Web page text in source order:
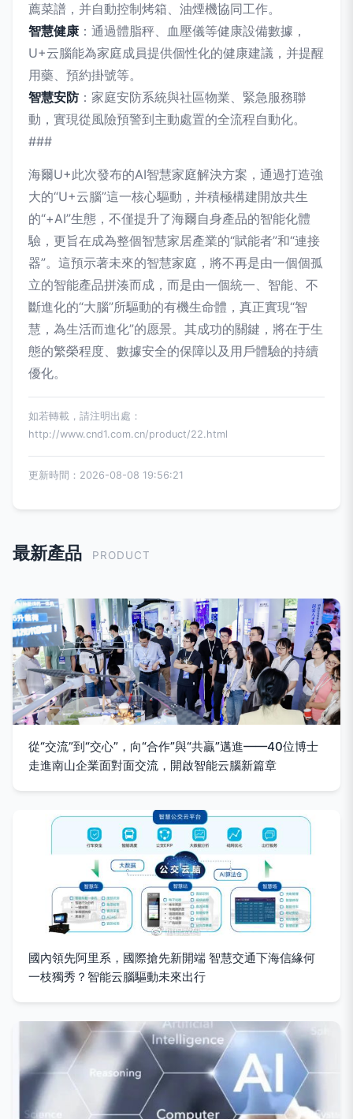
薦菜譜，并自動控制烤箱、油煙機協同工作。
智慧健康 ：通過體脂秤、血壓儀等健康設備數據，
U+云腦能為家庭成員提供個性化的健康建議，并提醒
用藥、預約掛號等。
智慧安防：家庭安防系統與社區物業、緊急服務聯
動，實現從風險預警到主動處置的全流程自動化。
###
海爾U+此次發布的AI智慧家庭解決方案，通過打造強
大的“U+云腦”這一核心驅動，并積極構建開放共生
的“+AI”生態，不僅提升了海爾自身產品的智能化體
驗，更旨在成為整個智慧家居產業的“賦能者”和“連接
器”。這預示著未來的智慧家庭，將不再是由一個個孤
立的智能產品拼湊而成，而是由一個統一、智能、不
斷進化的“大腦”所驅動的有機生命體，真正實現“智
慧，為生活而進化”的愿景。其成功的關鍵，將在于生
態的繁榮程度、數據安全的保障以及用戶體驗的持續
優化。
如若轉載，請注明出處：
http://www.cnd1.com.cn/product/22.html
更新時間：2026-08-08 19:56:21
最新產品 PRODUCT
從“交流”到“交心”，向“合作”與“共贏”邁進——40位博士
走進南山企業面對面交流，開啟智能云腦新篇章
國內領先阿里系，國際搶先新開端 智慧交通下海信緣何
一枝獨秀？智能云腦驅動未來出行